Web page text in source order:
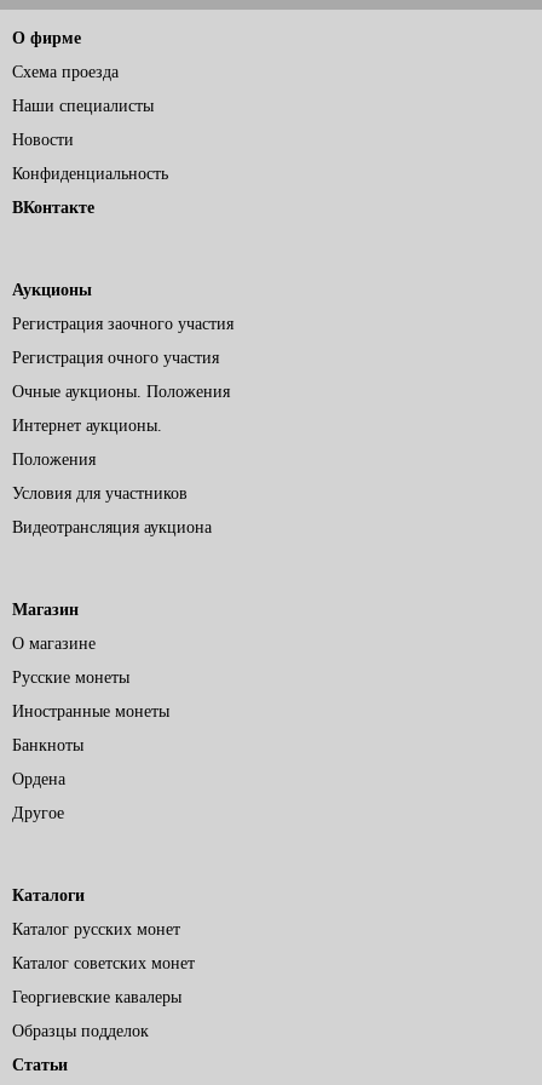
О фирме
Схема проезда
Наши специалисты
Новости
Конфиденциальность
ВКонтакте
Аукционы
Регистрация заочного участия
Регистрация очного участия
Очные аукционы. Положения
Интернет аукционы.
Положения
Условия для участников
Видеотрансляция аукциона
Магазин
О магазине
Русские монеты
Иностранные монеты
Банкноты
Ордена
Другое
Каталоги
Каталог русских монет
Каталог советских монет
Георгиевские кавалеры
Образцы подделок
Статьи